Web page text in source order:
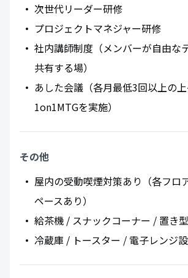
次世代リーダー研修
プロジェクトマネジャー研修
社内講師制度（メンバーが自由な
共有する場）
あした会議（各月最低3回以上の
1on1MTGを実施）
その他
屋内の受動喫煙対策あり（各フロ
ペースあり）
給茶機 / スナックコーナー / 置き
冷蔵庫 / トースター / 電子レンジ